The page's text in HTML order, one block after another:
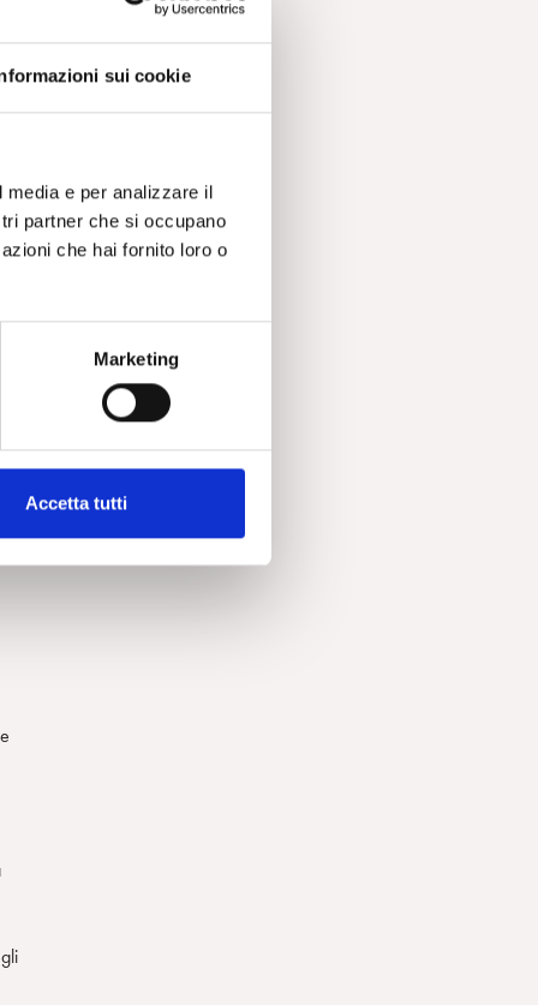
sui cookie
e per analizzare il
partner che si occupano
che hai fornito loro o
Marketing
Accetta tutti